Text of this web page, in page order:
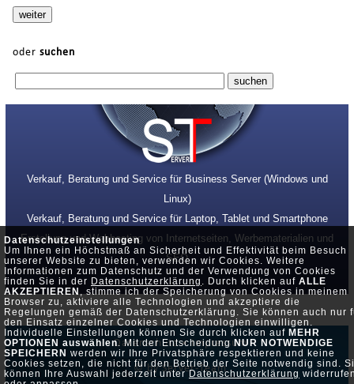
Datenschutzeinstellungen
Um Ihnen ein Höchstmaß an Sicherheit und Effektivität beim Besuch
unserer Website zu bieten, verwenden wir Cookies. Weitere
Informationen zum Datenschutz und der Verwendung von Cookies
finden Sie in der Datenschutzerklärung . Durch klicken auf ALLE
AKZEPTIEREN, stimme ich der Speicherung von Cookies in meinem
Browser zu, aktiviere alle Technologien und akzeptiere die
Regelungen gemäß der Datenschutzerklärung. Sie können auch nur
den Einsatz einzelner Cookies und Technologien einwilligen.
Individuelle Einstellungen können Sie durch klicken auf MEHR
OPTIONEN auswählen. Mit der EntscheidungNUR NOTWENDIGE
SPEICHERN werden wir Ihre Privatsphäre respektieren und keine
Cookies setzen, die nicht für den Betrieb der Seite notwendig sind.
können Ihre Auswahl jederzeit unterDatenschutzerklärung
oder suchen
Verkauf, Beratung und Service für Business Server (Windows und
Linux)
Verkauf, Beratung und Service für Laptop, Tablet und Smartphone
Erstellung und Webhosting von Internetseiten, Werbematerialien und
SEO
Datenschutz •Impressum
© by Server-Team